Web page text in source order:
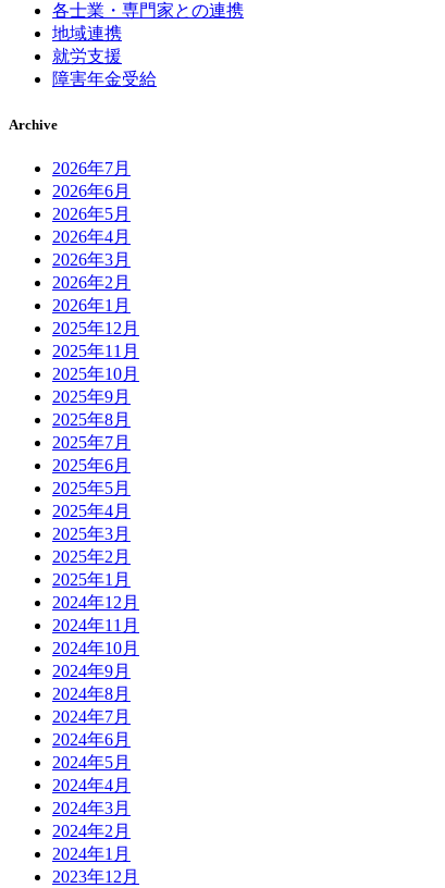
各士業・専門家との連携
地域連携
就労支援
障害年金受給
Archive
2026年7月
2026年6月
2026年5月
2026年4月
2026年3月
2026年2月
2026年1月
2025年12月
2025年11月
2025年10月
2025年9月
2025年8月
2025年7月
2025年6月
2025年5月
2025年4月
2025年3月
2025年2月
2025年1月
2024年12月
2024年11月
2024年10月
2024年9月
2024年8月
2024年7月
2024年6月
2024年5月
2024年4月
2024年3月
2024年2月
2024年1月
2023年12月